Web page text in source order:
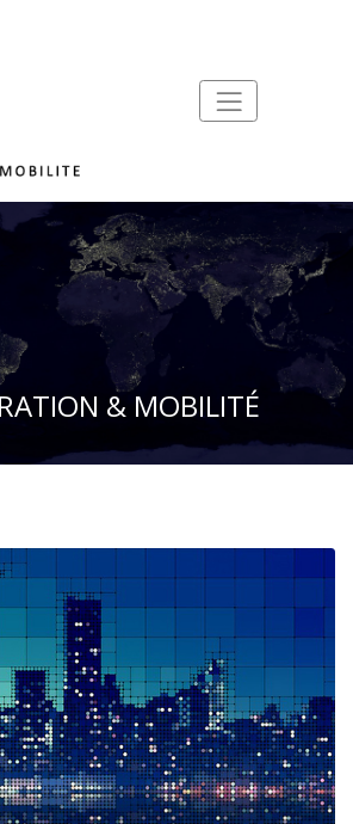
& MOBILITÉ